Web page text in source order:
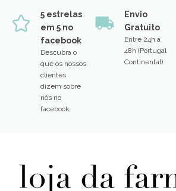
5 estrelas
em 5 no
facebook
Descubra o
que os nossos
clientes
dizem sobre
nós no
facebook
Envio
Gratuito
Entre 24h a
48h (Portugal
Continental)